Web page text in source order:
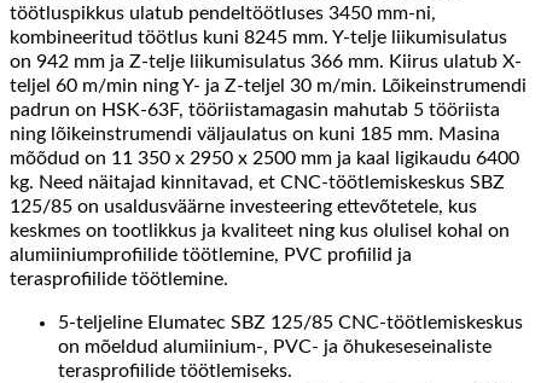
töötluspikkus ulatub pendeltöötluses 3450 mm-ni,
kombineeritud töötlus kuni 8245 mm. Y-telje liikumisulatus
on 942 mm ja Z-telje liikumisulatus 366 mm. Kiirus ulatub X-
teljel 60 m/min ning Y- ja Z-teljel 30 m/min. Lõikeinstrumendi
padrun on HSK-63F, tööriistamagasin mahutab 5 tööriista
ning lõikeinstrumendi väljaulatus on kuni 185 mm. Masina
mõõdud on 11 350 x 2950 x 2500 mm ja kaal ligikaudu 6400
kg. Need näitajad kinnitavad, et CNC-töötlemiskeskus SBZ
125/85 on usaldusväärne investeering ettevõtetele, kus
keskmes on tootlikkus ja kvaliteet ning kus olulisel kohal on
alumiiniumprofiilide töötlemine, PVC profiilid ja
terasprofiilide töötlemine.
5-teljeline Elumatec SBZ 125/85 CNC-töötlemiskeskus
on mõeldud alumiinium-, PVC- ja õhukeseseinaliste
terasprofiilide töötlemiseks.